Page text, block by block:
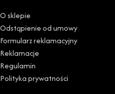
O sklepie
Odstąpienie od umowy
Formularz reklamacyjny
Reklamacje
Regulamin
Polityka prywatności